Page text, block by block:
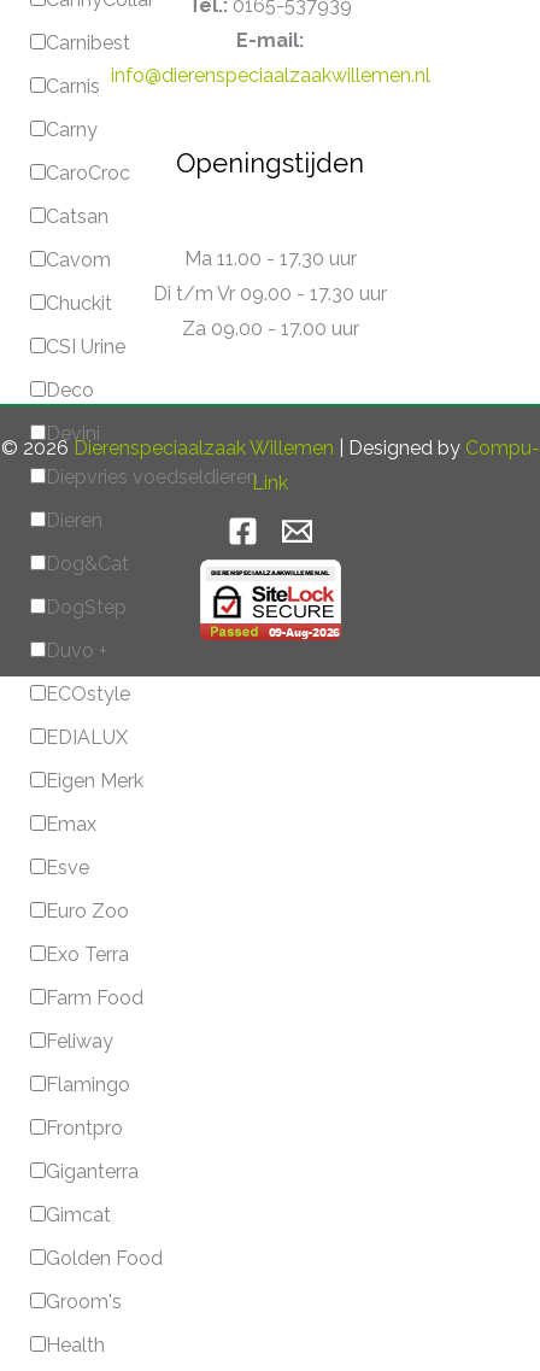
Carnibest
Carnis
Carny
CaroCroc
Catsan
Cavom
Chuckit
CSI Urine
Deco
Devini
Diepvries voedseldieren
Dieren
Dog&Cat
DogStep
Duvo +
ECOstyle
EDIALUX
Eigen Merk
Emax
Esve
Euro Zoo
Exo Terra
Farm Food
Feliway
Flamingo
Frontpro
Giganterra
Gimcat
Golden Food
Groom's
Health
Tel.: 0165-537939
E-mail:
info@dierenspeciaalzaakwillemen.nl
Openingstijden
Ma 11.00 - 17.30 uur
Di t/m Vr 09.00 - 17.30 uur
Za 09.00 - 17.00 uur
© 2026 Dierenspeciaalzaak Willemen | Designed by Compu-
Link